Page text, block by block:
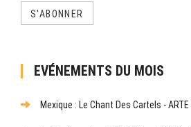
S'ABONNER
EVÉNEMENTS DU MOIS
Mexique : Le Chant Des Cartels -